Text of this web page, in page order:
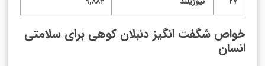
خواص شگفت انگیز دنبلان کوهی برای سلامتی
انسان